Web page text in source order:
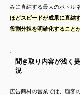
みに直結する最大のボトル
ほどスピードが成果に直結
役割分担を明確化すること
聞き取り内容が浅く
況
広告商材の営業では、顧客